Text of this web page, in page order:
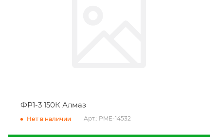
ФР1-3 150К Алмаз
Нет в наличии Арт.: PME-14532